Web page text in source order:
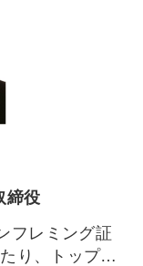
締役
フレミング証
り、トップア